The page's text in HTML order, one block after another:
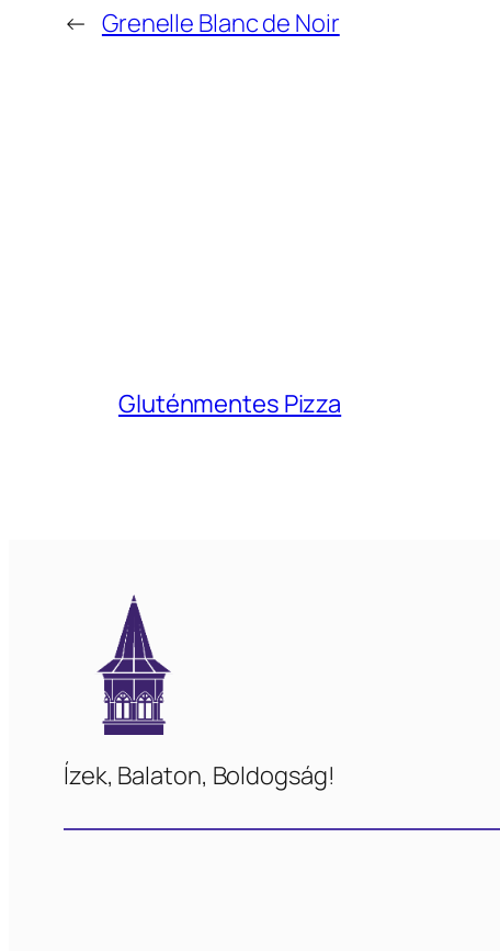
← Grenelle Blanc de Noir
Gluténmentes Pizza
Ízek, Balaton, Boldogság!